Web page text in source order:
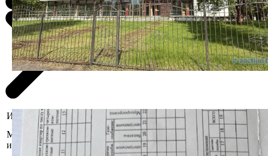
Информация о предмете торгов
Местоположение
имущества
Минская область, Мядельский р-н,
Нарочский с/с, к.п. Нарочь, ул.
Зелёная, 14